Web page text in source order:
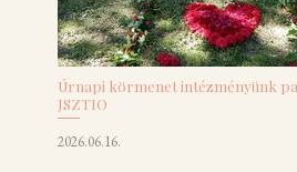
Úrnapi körmenet intézményünk
JSZTIO
2026.06.16.